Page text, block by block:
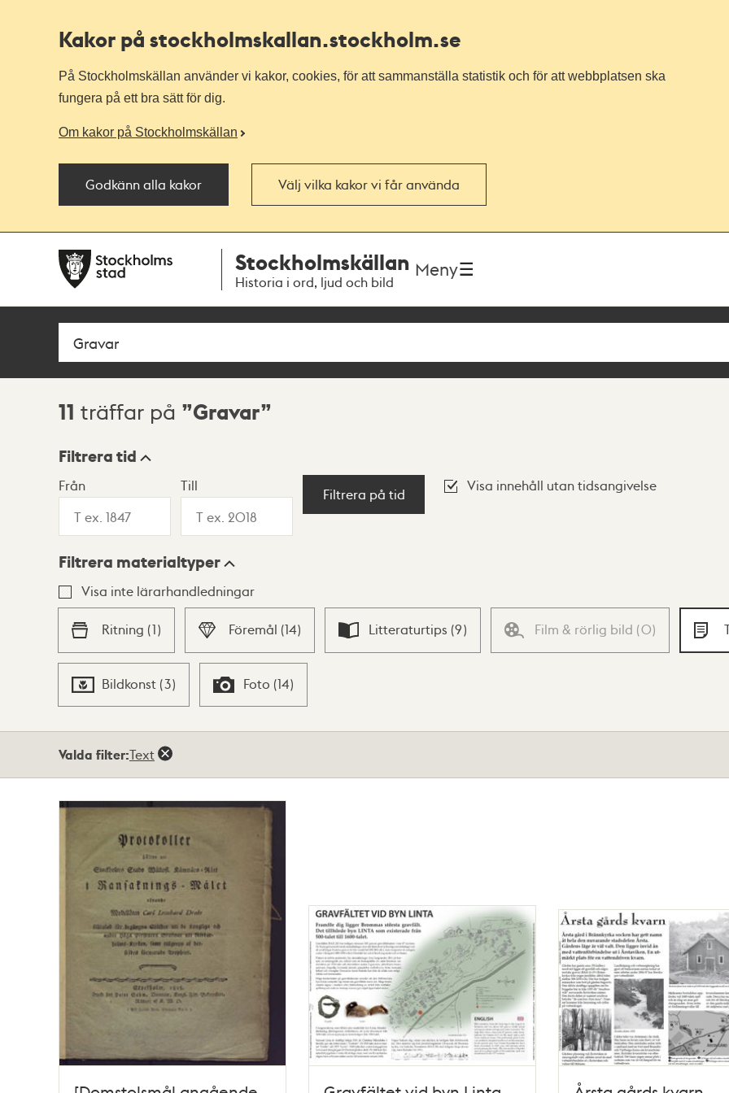
Kakor på stockholmskallan.stockholm.se
På Stockholmskällan använder vi kakor, cookies, för att sammanställa statistik och för att webbplatsen ska
fungera på ett bra sätt för dig.
Om kakor på Stockholmskällan
Godkänn alla kakor Välj vilka kakor vi får använda
navigationen
huvudinnehållet
Stockholmskällan
Historia i ord, ljud och bild
Meny
Sök
Sökresultat
11 träffar på Gravar
Visningsläge
Lista Karta
Filtrera tid
Från Till
Filtrera på tid
Visa innehåll utan tidsangivelse
Filtrera materialtyper
Visa inte lärarhandledningar
Ritning (1) Föremål (14) Litteraturtips (9) Film & rörlig bild (0)
Bildkonst (3) Foto (14)
Valda filter:Text